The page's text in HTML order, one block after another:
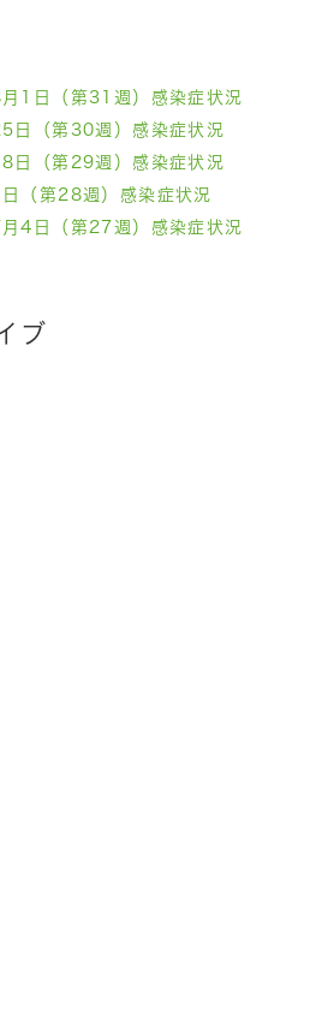
1日（第31週）感染症状況
（第30週）感染症状況
（第29週）感染症状況
（第28週）感染症状況
4日（第27週）感染症状況
ブ